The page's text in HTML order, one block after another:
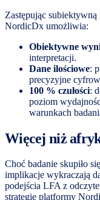
Zastępując
NordicDx umożliwia:
Obiektywne
interpretacji.
Dane ilościowe:
precyzyjne
100 % czułości:
poziom
warunkach
Więcej niż
Choć badanie skupiło
implikacje wykraczają
podejścia LFA z
strategię platformy